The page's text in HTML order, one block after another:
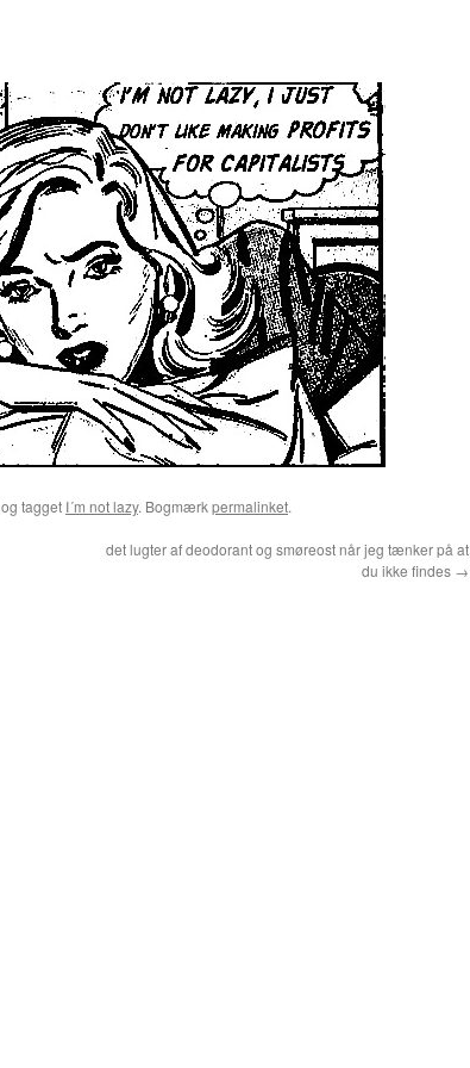
og tagget I´m not lazy. Bogmærkpermalinket.
det lugter af deodorant og smøreost når jeg tænker på at
du ikke findes →